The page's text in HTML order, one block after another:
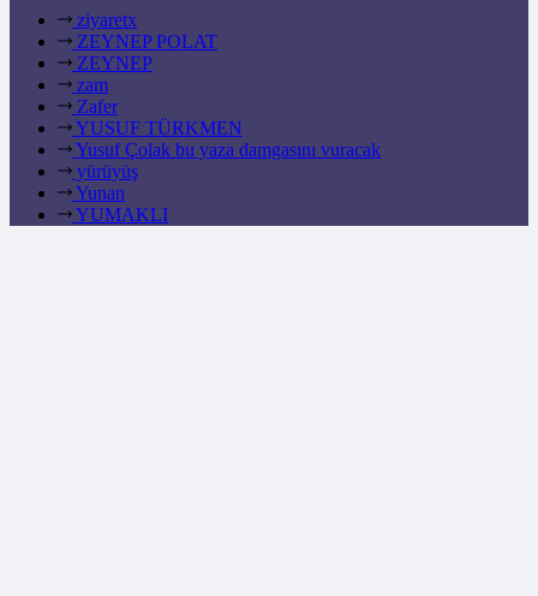
ziyaretx
ZEYNEP POLAT
ZEYNEP
zam
Zafer
YUSUF TÜRKMEN
Yusuf Çolak bu yaza damgasını vuracak
yürüyüş
Yunan
YUMAKLI